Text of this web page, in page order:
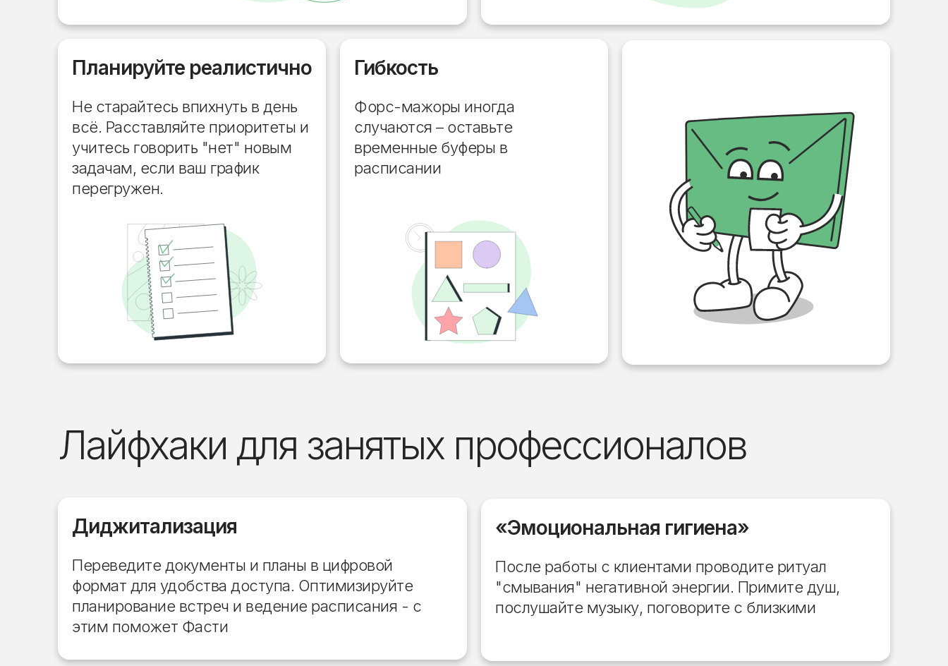
Не старайтесь впихнуть в день
всё. Расставляйте приоритеты и
учитесь говорить "нет" новым
задачам, если ваш график
перегружен.
Планируйте реалистично
Форс-мажоры иногда
случаются – оставьте
временные буферы в
расписании
Гибкость
Лайфхаки для занятых профессионалов
Диджитализация
Переведите документы и планы в цифровой
формат для удобства доступа. Оптимизируйте
планирование встреч и ведение расписания - с
этим поможет Фасти
После работы с клиентами проводите ритуал
"смывания" негативной энергии. Примите душ,
послушайте музыку, поговорите с близкими
«Эмоциональная гигиена»